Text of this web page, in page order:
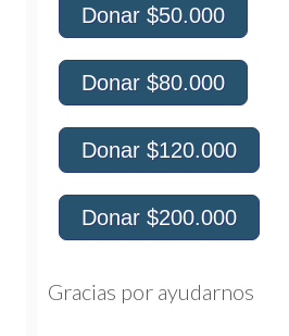
Donar $50.000
Donar $80.000
Donar $120.000
Donar $200.000
Gracias por ayudarnos